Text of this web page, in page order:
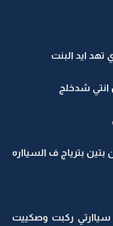
ايد البنت
شدخلج
بترياج ف السيااره
ركبت وصكييت